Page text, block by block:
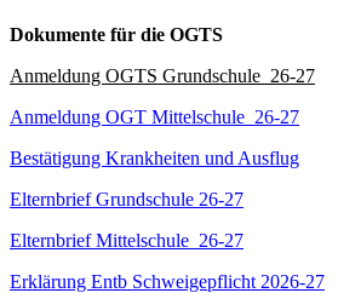
Dokumente für die OGTS
Anmeldung OGTS Grundschule_26-27
Anmeldung OGT Mittelschule_26-27
Bestätigung Krankheiten und Ausflug
Elternbrief Grundschule 26-27
Elternbrief Mittelschule_26-27
Erklärung Entb Schweigepflicht 2026-27